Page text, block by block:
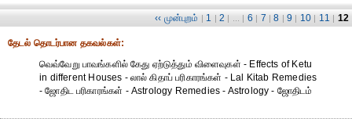
‹‹ முன்புறம் | 1 | 2 | ... | 6 | 7 | 8 | 9 | 10 | 11 | 12
தேட‌ல் தொட‌ர்பான தகவ‌ல்க‌ள்:
வெவ்வேறு பாவங்களில் கேது ஏற்டுத்தும் விளைவுகள் - Effects of Ketu
in different Houses - லால் கிதாப் பரிகாரங்கள் - Lal Kitab Remedies
- ஜோதிட ப‌ரிகார‌ங்க‌ள் - Astrology Remedies - Astrology - ஜோதிடம்